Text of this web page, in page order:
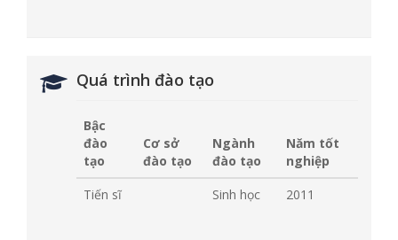
Quá trình đào tạo
Bậc
đào
tạo
Cơ sở
đào tạo
Ngành
đào tạo
Năm tốt
nghiệp
Tiến sĩ
Sinh học 2011